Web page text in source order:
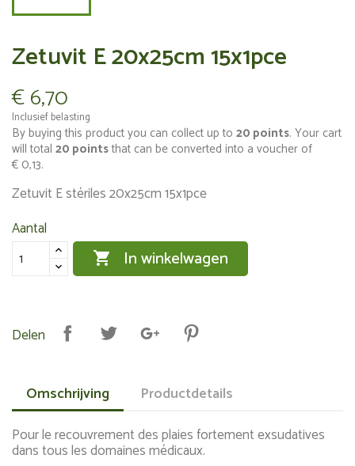
Zetuvit E 20x25cm 15x1pce
€ 6,70
Inclusief belasting
By buying this product you can collect up to 20 points. Your cart
will total 20 pointsthat can be converted into a voucher of
€ 0,13.
Zetuvit E stériles 20x25cm 15x1pce
Aantal
 In winkelwagen
Delen
Omschrijving Productdetails
Pour le recouvrement des plaies fortement exsudatives
dans tous les domaines médicaux.